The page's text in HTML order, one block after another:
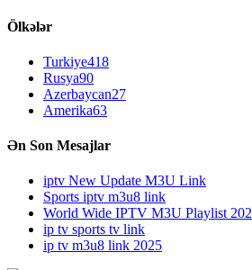
Ölkələr
Turkiye418
Rusya90
Azerbaycan27
Amerika63
Ən Son Mesajlar
iptv New Update M3U Link
Sports iptv m3u8 link
World Wide IPTV M3U Playlist
ip tv sports tv link
ip tv m3u8 link 2025